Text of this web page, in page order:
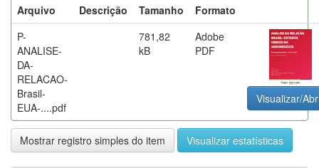
Arquivo
Descrição Tamanho
Formato
P-
ANALISE-
DA-
RELACAO-
Brasil-
EUA-....pdf
781,82
kB
Adobe
PDF
Visualizar/
Mostrar registro simples do item Visualizar estatísticas